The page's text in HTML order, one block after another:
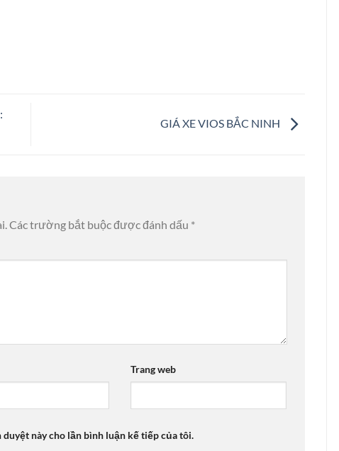
GIÁ XE VIOS BẮC NINH
Các trường bắt buộc được đánh dấu *
Trang web
này cho lần bình luận kế tiếp của tôi.